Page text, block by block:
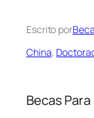
Escrito por
China,
Becas